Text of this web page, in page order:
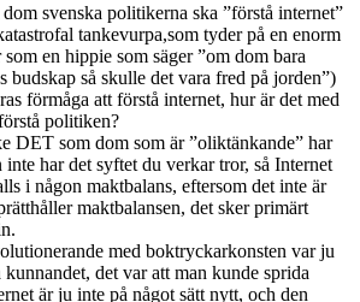
svenska politikerna ska ”förstå internet”
tankevurpa,som tyder på en enorm
en hippie som säger ”om dom bara
budskap så skulle det vara fred på jorden”)
förmåga att förstå internet, hur är det med
politiken?
DET som dom som är ”oliktänkande” har
har det syftet du verkar tror, så Internet
i någon maktbalans, eftersom det inte är
maktbalansen, det sker primärt
med boktryckarkonsten var ju
det var att man kunde sprida
är ju inte på något sätt nytt, och den